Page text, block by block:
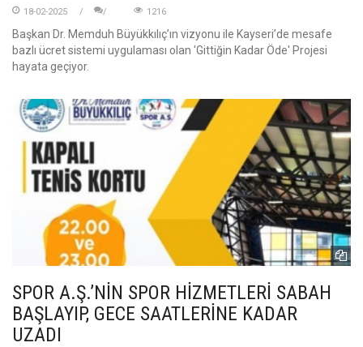
18-02-2025 1216
Başkan Dr. Memduh Büyükkılıç’ın vizyonu ile Kayseri’de mesafe
bazlı ücret sistemi uygulaması olan 'Gittiğin Kadar Öde' Projesi
hayata geçiyor.
SPOR A.Ş.’NİN SPOR HİZMETLERİ SABAH
BAŞLAYIP, GECE SAATLERİNE KADAR
UZADI